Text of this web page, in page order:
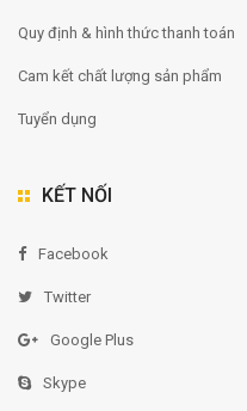
Quy định & hình thức thanh toán
Cam kết chất lượng sản phẩm
Tuyển dụng
KẾT NỐI
Facebook
Twitter
Google Plus
Skype